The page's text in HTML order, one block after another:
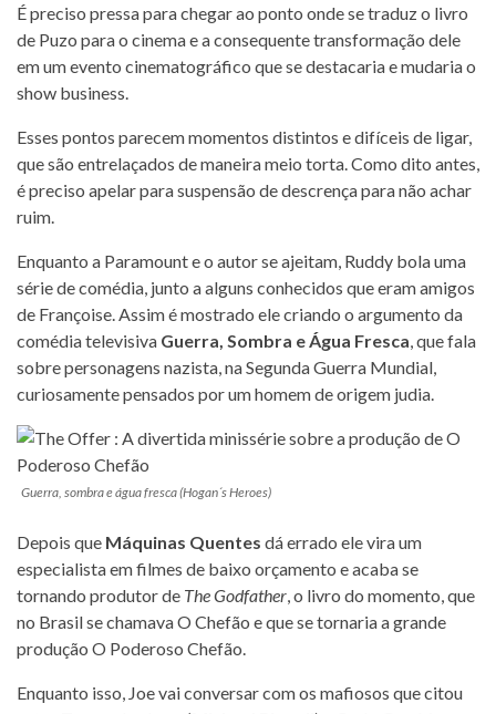
É preciso pressa para chegar ao ponto onde se traduz o livro
de Puzo para o cinema e a consequente transformação dele
em um evento cinematográfico que se destacaria e mudaria o
show business.
Esses pontos parecem momentos distintos e difíceis de ligar,
que são entrelaçados de maneira meio torta. Como dito antes,
é preciso apelar para suspensão de descrença para não achar
ruim.
Enquanto a Paramount e o autor se ajeitam, Ruddy bola uma
série de comédia, junto a alguns conhecidos que eram amigos
de Françoise. Assim é mostrado ele criando o argumento da
comédia televisiva Guerra, Sombra e Água Fresca , que fala
sobre personagens nazista, na Segunda Guerra Mundial,
curiosamente pensados por um homem de origem judia.
Guerra, sombra e água fresca (Hogan´s Heroes)
Depois que Máquinas Quentes dá errado ele vira um
especialista em filmes de baixo orçamento e acaba se
tornando produtor de The Godfather , o livro do momento, que
no Brasil se chamava O Chefão e que se tornaria a grande
produção O Poderoso Chefão.
Enquanto isso, Joe vai conversar com os mafiosos que citou